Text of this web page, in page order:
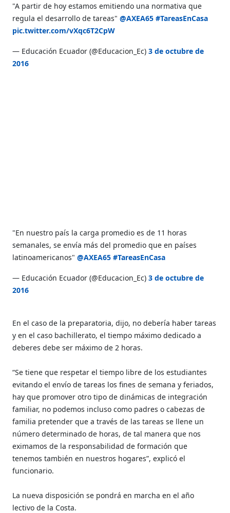
"A partir de hoy estamos emitiendo una normativa que
regula el desarrollo de tareas"@AXEA65 #TareasEnCasa
pic.twitter.com/vXqc6T2CpW
— Educación Ecuador (@Educacion_Ec)3 de octubre de
2016
"En nuestro país la carga promedio es de 11 horas
semanales, se envía más del promedio que en países
latinoamericanos"@AXEA65 #TareasEnCasa
— Educación Ecuador (@Educacion_Ec)3 de octubre de
2016
En el caso de la preparatoria, dijo, no debería haber tareas
y en el caso bachillerato, el tiempo máximo dedicado a
deberes debe ser máximo de 2 horas.
“Se tiene que respetar el tiempo libre de los estudiantes
evitando el envío de tareas los fines de semana y feriados,
hay que promover otro tipo de dinámicas de integración
familiar, no podemos incluso como padres o cabezas de
familia pretender que a través de las tareas se llene un
número determinado de horas, de tal manera que nos
eximamos de la responsabilidad de formación que
tenemos también en nuestros hogares”, explicó el
funcionario.
La nueva disposición se pondrá en marcha en el año
lectivo de la Costa.